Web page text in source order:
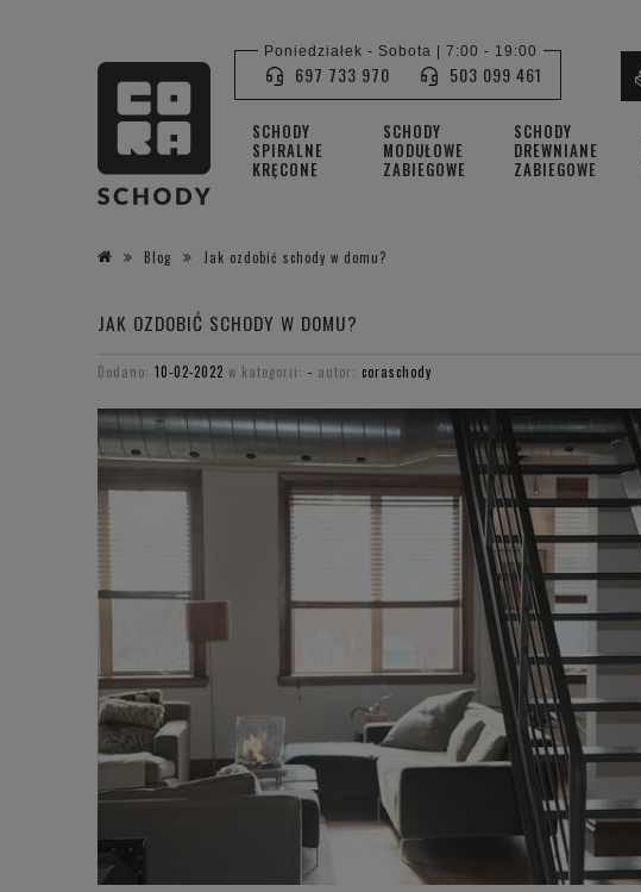
SCHODY
SPIRALNE
KRĘCONE
SCHODY
MODUŁOWE
ZABIEGOWE
SCHODY
DREWNIANE
ZABIEGOWE
Poniedziałek - Sobota | 7:00 - 19:00
697 733 970 503 099 461
Blog Jak ozdobić schody w domu?
JAK OZDOBIĆ SCHODY W DOMU?
Dodano: 10-02-2022 w kategorii: - autor: coraschody